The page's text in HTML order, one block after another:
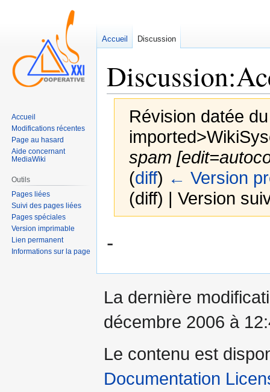
Révision datée
spam
(diff) ← Version
(diff) | Version
à
navigation
à
recherche
-
Accueil Discussion
Accueil
Modifications récentes
Page au hasard
Aide concernant
MediaWiki
Outils
Pages liées
Suivi des pages liées
Pages spéciales
Version imprimable
Lien permanent
Informations sur la page
La dernière
décembre 2006 à
Le contenu est
Documentation